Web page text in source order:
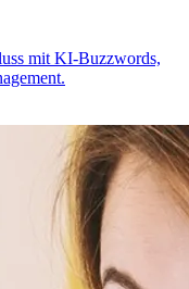
mit KI-Buzzwords,